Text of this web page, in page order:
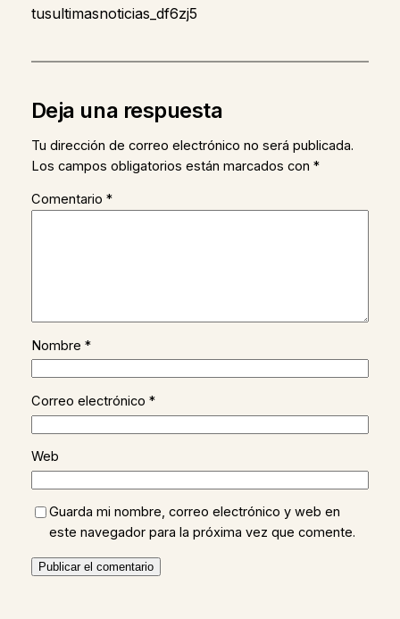
tusultimasnoticias_df6zj5
Deja una respuesta
Tu dirección de correo electrónico no será publicada.
Los campos obligatorios están marcados con *
Comentario *
Nombre *
Correo electrónico *
Web
Guarda mi nombre, correo electrónico y web en
este navegador para la próxima vez que comente.